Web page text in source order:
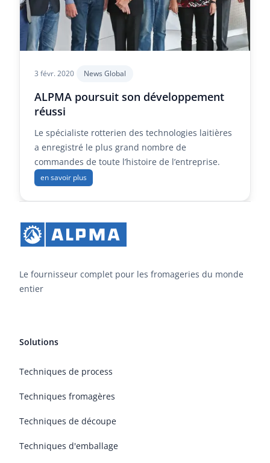
3 févr. 2020 News Global
ALPMA poursuit son développement
réussi
Le spécialiste rotterien des technologies laitières
a enregistré le plus grand nombre de
commandes de toute l’histoire de l’entreprise.
en savoir plus
Le fournisseur complet pour les fromageries du monde
entier
Solutions
Techniques de process
Techniques fromagères
Techniques de découpe
Techniques d'emballage